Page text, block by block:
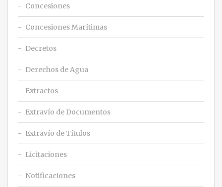
Concesiones
Concesiones Marítimas
Decretos
Derechos de Agua
Extractos
Extravío de Documentos
Extravío de Títulos
Licitaciones
Notificaciones